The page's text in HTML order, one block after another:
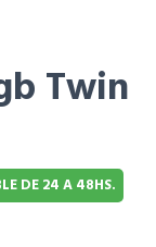
Twin
DE 24 A 48HS.